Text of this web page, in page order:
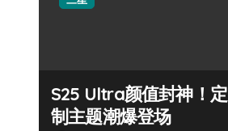
S25 Ultra颜值封神！定
制主题潮爆登场